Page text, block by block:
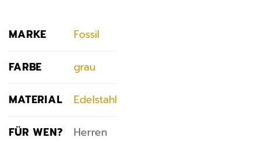
MARKE Fossil
FARBE grau
MATERIAL Edelstahl
FÜR WEN? Herren